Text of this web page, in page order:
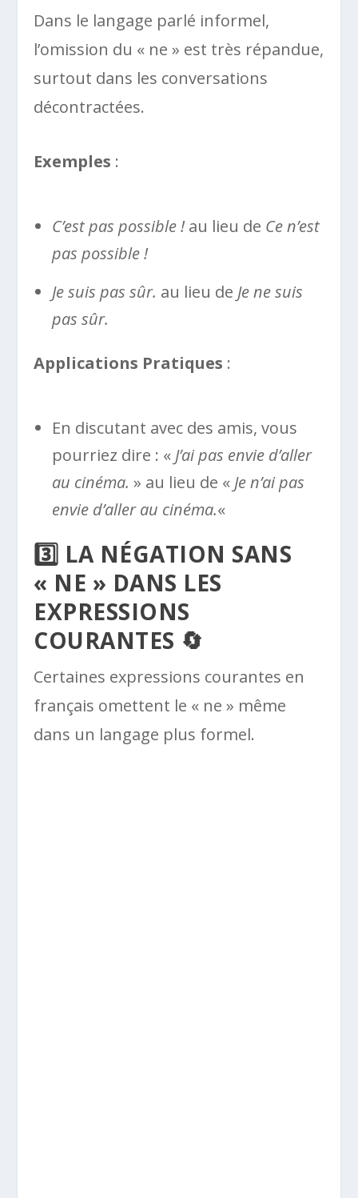
Dans le langage parlé informel,
l’omission du « ne » est très répandue,
surtout dans les conversations
décontractées.
Exemples :
C’est pas possible !au lieu de Ce n’est
pas possible !
Je suis pas sûr. au lieu de Je ne suis
pas sûr.
Applications Pratiques :
En discutant avec des amis, vous
pourriez dire : « J’ai pas envie d’aller
au cinéma. » au lieu de « Je n’ai pas
envie d’aller au cinéma.«
3️⃣ LA NÉGATION SANS
« NE » DANS LES
EXPRESSIONS
COURANTES 🔄
Certaines expressions courantes en
français omettent le « ne » même
dans un langage plus formel.